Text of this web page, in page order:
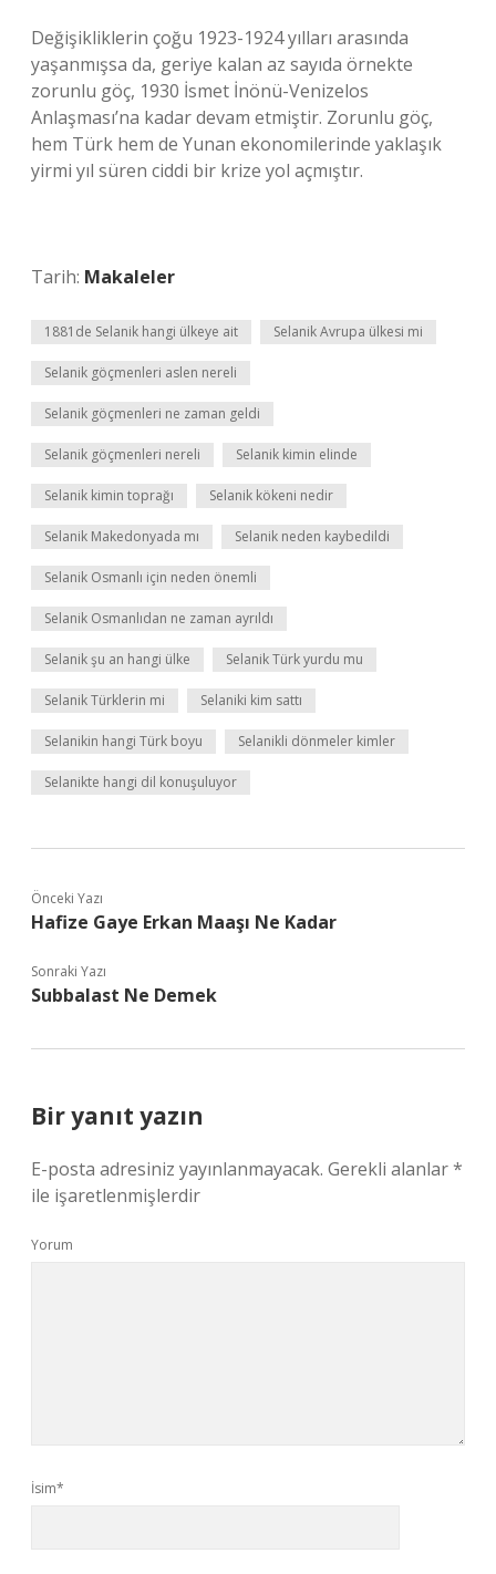
Değişikliklerin çoğu 1923-1924 yılları arasında
yaşanmışsa da, geriye kalan az sayıda örnekte
zorunlu göç, 1930 İsmet İnönü-Venizelos
Anlaşması’na kadar devam etmiştir. Zorunlu göç,
hem Türk hem de Yunan ekonomilerinde yaklaşık
yirmi yıl süren ciddi bir krize yol açmıştır.
Tarih: Makaleler
1881de Selanik hangi ülkeye ait Selanik Avrupa ülkesi mi
Selanik göçmenleri aslen nereli
Selanik göçmenleri ne zaman geldi
Selanik göçmenleri nereli Selanik kimin elinde
Selanik kimin toprağı Selanik kökeni nedir
Selanik Makedonyada mı Selanik neden kaybedildi
Selanik Osmanlı için neden önemli
Selanik Osmanlıdan ne zaman ayrıldı
Selanik şu an hangi ülke Selanik Türk yurdu mu
Selanik Türklerin mi Selaniki kim sattı
Selanikin hangi Türk boyu Selanikli dönmeler kimler
Selanikte hangi dil konuşuluyor
Önceki Yazı
Hafize Gaye Erkan Maaşı Ne Kadar
Sonraki Yazı
Subbalast Ne Demek
Bir yanıt yazın
E-posta adresiniz yayınlanmayacak. Gerekli alanlar*
ile işaretlenmişlerdir
Yorum
İsim*